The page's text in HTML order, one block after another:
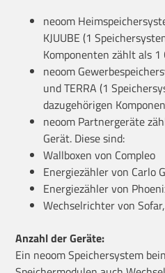
neoom
KJUUBE (1
Komponenten zählt als 1
neoom
und TERRA (1
dazugehörigen
neoom Partnergeräte
Gerät. Diese sind:
Wallboxen von Compleo
Energiezähler von Carlo
Energiezähler von
Wechselrichter von
Anzahl der Geräte:
Ein neoom Speichersystem